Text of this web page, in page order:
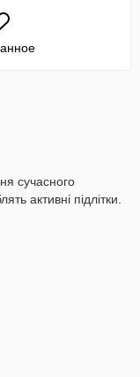
сучасного
активні підлітки.